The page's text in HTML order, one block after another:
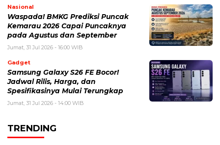
Nasional
Waspada! BMKG Prediksi Puncak
Kemarau 2026 Capai Puncaknya
pada Agustus dan September
Jumat, 31 Jul 2026 - 16:00 WIB
Gadget
Samsung Galaxy S26 FE Bocor!
Jadwal Rilis, Harga, dan
Spesifikasinya Mulai Terungkap
Jumat, 31 Jul 2026 - 14:00 WIB
TRENDING